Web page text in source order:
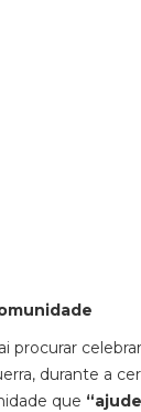
procurar
durante a
que